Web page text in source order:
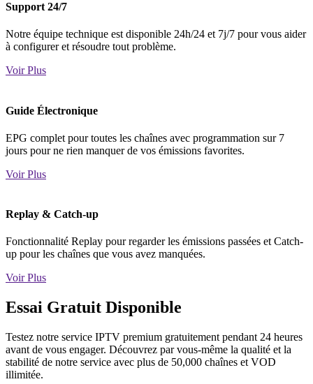
Support 24/7
Notre équipe technique est disponible 24h/24 et 7j/7 pour vous aider
à configurer et résoudre tout problème.
Voir Plus
Guide Électronique
EPG complet pour toutes les chaînes avec programmation sur 7
jours pour ne rien manquer de vos émissions favorites.
Voir Plus
Replay & Catch-up
Fonctionnalité Replay pour regarder les émissions passées et Catch-
up pour les chaînes que vous avez manquées.
Voir Plus
Essai Gratuit Disponible
Testez notre service IPTV premium gratuitement pendant 24 heures
avant de vous engager. Découvrez par vous-même la qualité et la
stabilité de notre service avec plus de 50,000 chaînes et VOD
illimitée.